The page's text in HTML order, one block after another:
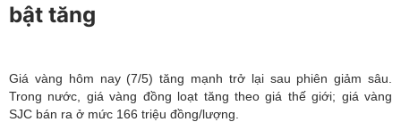
bật tăng
Giá vàng hôm nay (7/5) tăng mạnh trở lại sau phiên giảm sâu.
Trong nước, giá vàng đồng loạt tăng theo giá thế giới; giá vàng
SJC bán ra ở mức 166 triệu đồng/lượng.